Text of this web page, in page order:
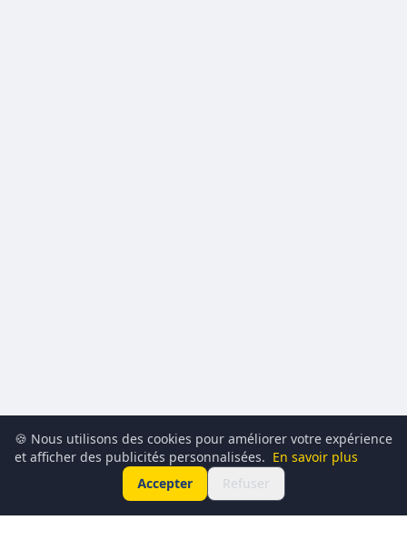
🍪 Nous utilisons des cookies pour améliorer votre expérience
et afficher des publicités personnalisées. En savoir plus
Accepter
Refuser